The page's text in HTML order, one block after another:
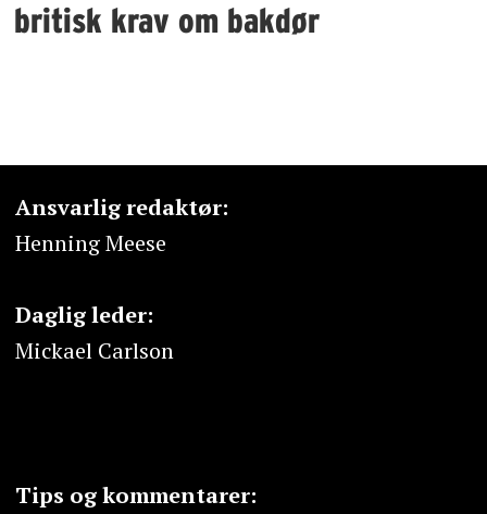
britisk krav om bakdør
Ansvarlig redaktør:
Henning Meese
Daglig leder:
Mickael Carlson
Tips og kommentarer: